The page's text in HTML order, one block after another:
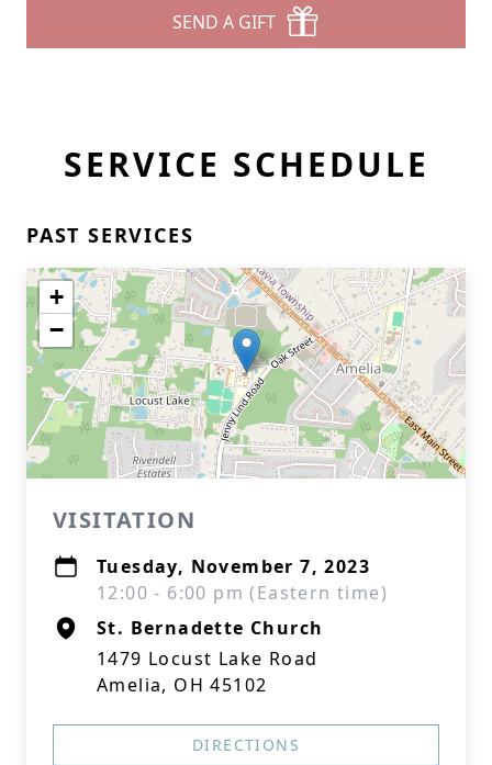
SEND A GIFT
SERVICE SCHEDULE
PAST SERVICES
+
−
VISITATION
Tuesday, November 7, 2023
12:00 - 6:00 pm (Eastern time)
St. Bernadette Church
1479 Locust Lake Road
Amelia, OH 45102
DIRECTIONS